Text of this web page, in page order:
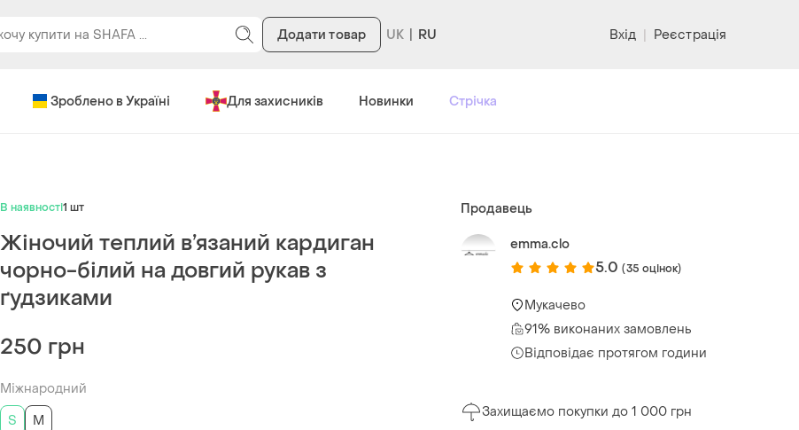
Додати товар RU Вхід | Реєстрація
Зроблено в Україні Для захисників Новинки Стрічка
В наявності1 шт
Жіночий теплий в’язаний кардиган
чорно-білий на довгий рукав з
ґудзиками
250 грн
Міжнародний
S
M
Продавець
emma.clo
5.0 (35 оцінок)
Мукачево
91% виконаних замовлень
Відповідає протягом години
Захищаємо покупки до 1 000 грн